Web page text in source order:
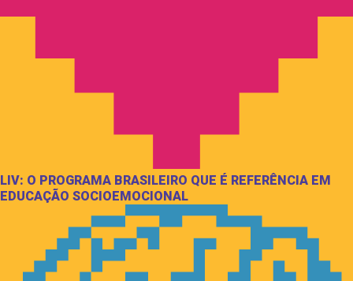
LIV: O PROGRAMA BRASILEIRO QUE É REFERÊNCIA EM
EDUCAÇÃO SOCIOEMOCIONAL